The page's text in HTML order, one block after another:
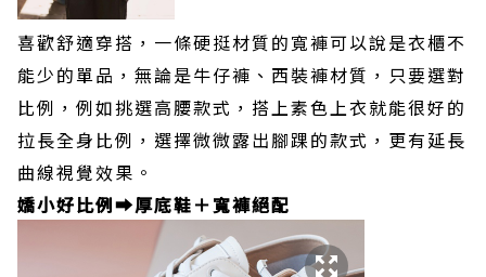
喜歡舒適穿搭，一條硬挺材質的寬褲可以說是衣櫃不
能少的單品，無論是牛仔褲、西裝褲材質，只要選對
比例，例如挑選高腰款式，搭上素色上衣就能很好的
拉長全身比例，選擇微微露出腳踝的款式，更有延長
曲線視覺效果。
嬌小好比例➡️厚底鞋＋寬褲絕配